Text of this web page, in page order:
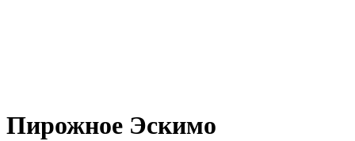
Пирожное Эскимо